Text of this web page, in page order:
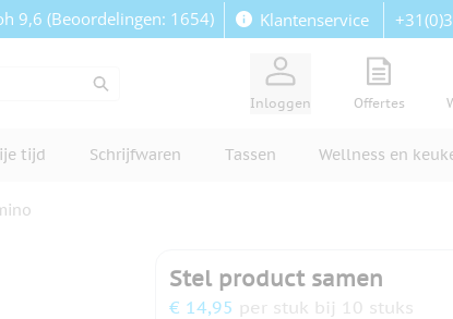
9,6 (Beoordelingen: 1654) Klantenservice
Inloggen
View
Offertes
tijd Schrijfwaren Tassen Wellness en
Stel product samen
€ 14,95 per stuk bij 10 stuks